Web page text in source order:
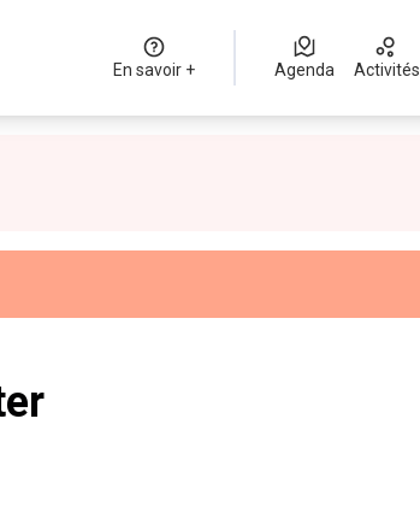
En savoir + Agenda Activités